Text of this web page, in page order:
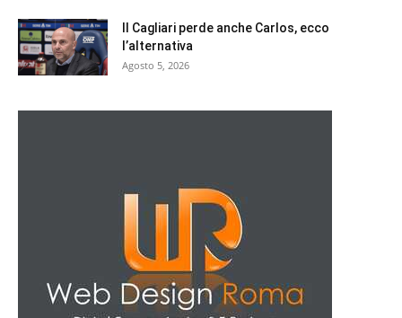
Il Cagliari perde anche Carlos, ecco
l’alternativa
Agosto 5, 2026